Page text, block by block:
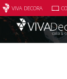
VIVA DECORA